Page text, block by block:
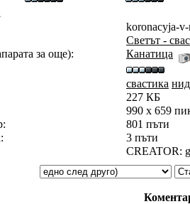
koronacyja-
Светът -
за още):
Канатица
свастика
227 КБ
990 x 659
801 пъти
3 пъти
CREATOR: